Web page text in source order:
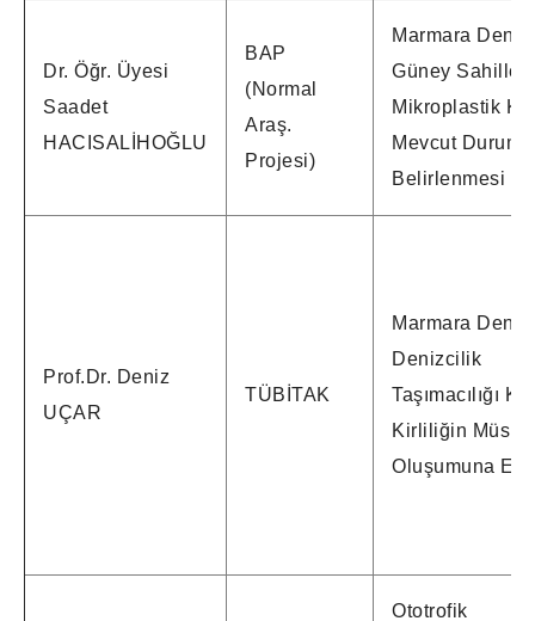
Dr. Öğr. Üyesi
Saadet
HACISALİHOĞLU
BAP
(Normal
Araş.
Projesi)
Marmara Denizi
Güney
Mikroplastik
Mevcut
Belirlenmesi
Prof.Dr. Deniz
UÇAR
TÜBİTAK
Marmara
Denizcilik
Taşımacılığı
Kirliliğin
Oluşumuna
Ototrofik